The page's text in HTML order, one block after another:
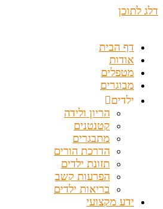
דלג לתוכן
דף הבית
אודות
מטפלים
מבוגרים
ילדים
הריון ולידה
קטנטנים
מתבגרים
הדרכת הורים
תזונת ילדים
הפרעות קשב
בריאות ילדים
ידע מקצועי